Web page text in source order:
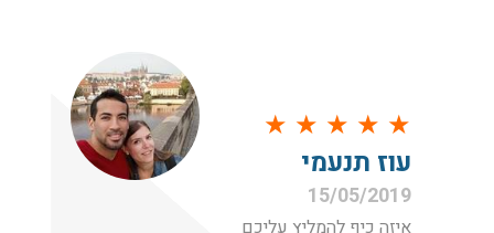
★
★
★
★
★
עוז תנעמי
15/05/2019
איזה כיף להמליץ עליכם